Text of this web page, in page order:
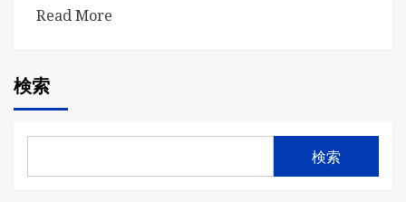
Read More
検索
検索